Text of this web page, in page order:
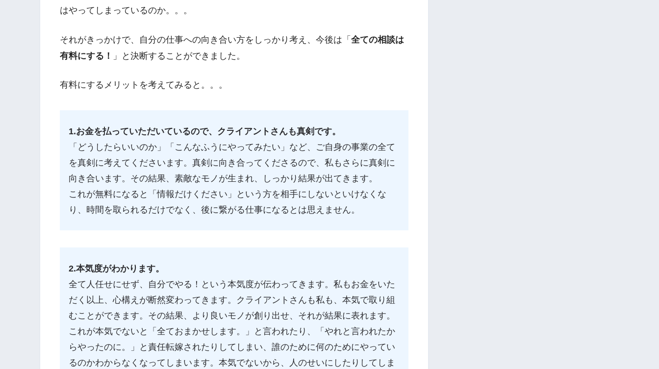
はやってしまっているのか。。。
それがきっかけで、自分の仕事への向き合い方をしっかり考え、今後は「 全ての相談は
有料にする！
」と決断することができました。
有料にするメリットを考えてみると。。。
1.お金を払っていただいているので、クライアントさんも真剣です。
「どうしたらいいのか」「こんなふうにやってみたい」など、ご自身の事業の全て
を真剣に考えてくださいます。真剣に向き合ってくださるので、私もさらに真剣に
向き合います。その結果、素敵なモノが生まれ、しっかり結果が出てきます。
これが無料になると「情報だけください」という方を相手にしないといけなくな
り、時間を取られるだけでなく、後に繋がる仕事になるとは思えません。
2.本気度がわかります。
全て人任せにせず、自分でやる！という本気度が伝わってきます。私もお金をいた
だく以上、心構えが断然変わってきます。クライアントさんも私も、本気で取り組
むことができます。その結果、より良いモノが創り出せ、それが結果に表れます。
これが本気でないと「全ておまかせします。」と言われたり、「やれと言われたか
らやったのに。」と責任転嫁されたりしてしまい、誰のために何のためにやってい
るのかわからなくなってしまいます。本気でないから、人のせいにしたりしてしま